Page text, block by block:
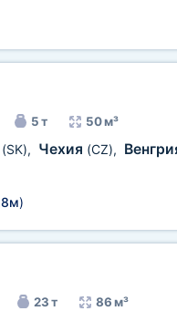
5 т 50 м³
(SK), Чехия (CZ),
)
23 т 86 м³